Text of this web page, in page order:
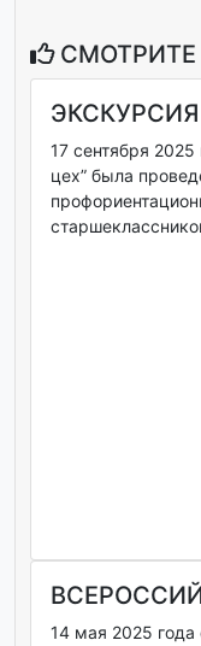
СМОТРИТЕ
17 сентября 2025
цех” была
14 мая 2025 года